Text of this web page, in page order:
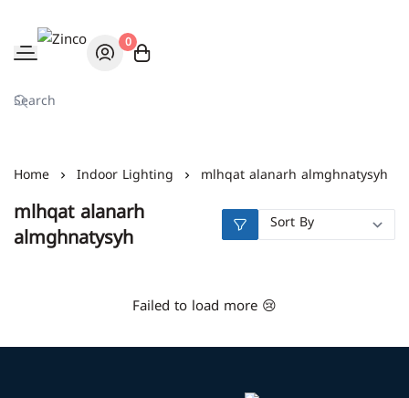
Zinco
0
Home Indoor Lighting mlhqat alanarh almghnatysyh
mlhqat alanarh
almghnatysyh
Failed to load more 😢